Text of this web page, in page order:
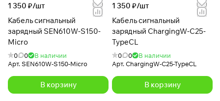
1 350 ₽/шт
Кабель сигнальный
зарядный SEN610W-S150-
Micro
0 0
В наличии
Арт.SEN610W-S150-Micro
В корзину
1 350 ₽/шт
Кабель сигнальный
зарядный ChargingW-C25-
TypeCL
0 0
В наличии
Арт.ChargingW-C25-TypeCL
В корзину